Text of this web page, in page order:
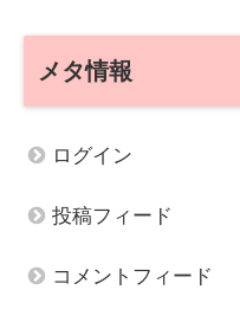
メタ情報
ログイン
投稿フィード
コメントフィード